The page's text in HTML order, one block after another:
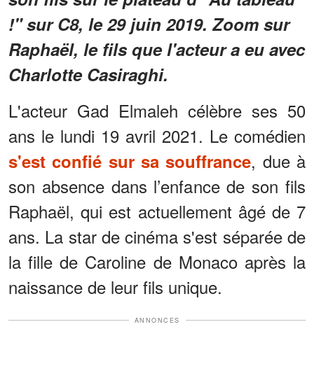
!" sur C8, le 29 juin 2019. Zoom sur
Raphaël, le fils que l'acteur a eu avec
Charlotte Casiraghi.
L'acteur Gad Elmaleh célèbre ses 50
ans le lundi 19 avril 2021. Le comédien
s'est confié sur sa souffrance, due à
son absence dans l’enfance de son fils
Raphaël, qui est actuellement âgé de 7
ans. La star de cinéma s'est séparée de
la fille de Caroline de Monaco après la
naissance de leur fils unique.
ANNONCES